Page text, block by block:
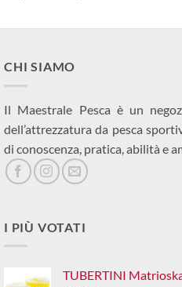
CHI SIAMO
Il Maestrale Pesca è un
dell’attrezzatura da pesca
di conoscenza, pratica, abilità e
I PIÙ VOTATI
TUBERTINI